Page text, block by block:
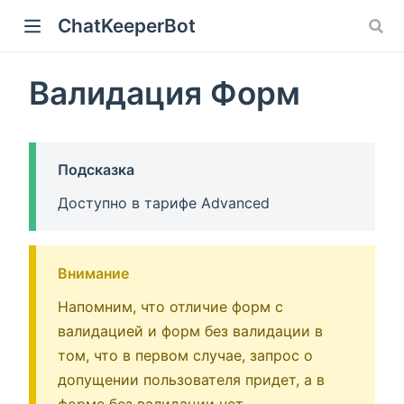
ChatKeeperBot
Валидация Форм
Подсказка
Доступно в тарифе Advanced
Внимание
Напомним, что отличие форм с
валидацией и форм без валидации в
том, что в первом случае, запрос о
допущении пользователя придет, а в